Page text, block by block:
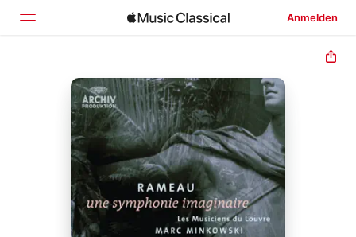
Anmelden
Startseite
Entdecken
Suchen